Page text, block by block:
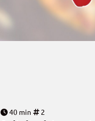
40 min 2